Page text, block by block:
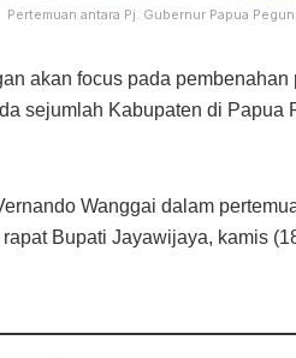
Pertemuan antara Pj. Gubernur Papua
akan focus pada
sejumlah Kabupaten di Papua
Wanggai dalam
Bupati Jayawijaya, kamis